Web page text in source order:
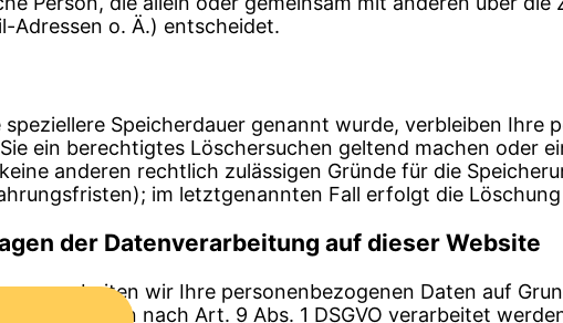
Adressen o. Ä.) entscheidet.
Speicherdauer genannt wurde, verbleiben Ihre
ein berechtigtes Löschersuchen geltend machen oder
anderen rechtlich zulässigen Gründe für die
im letztgenannten Fall erfolgt die
der Datenverarbeitung auf dieser Website
verarbeiten wir Ihre personenbezogenen Daten auf
nach Art. 9 Abs. 1 DSGVO verarbeitet